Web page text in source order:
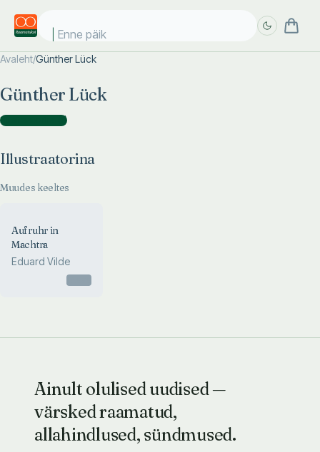
Enne päike
Avaleht/Günther Lück
Günther Lück
Illustraatorina )
Illustraatorina
Muudes keeltes
Aufruhr in
Machtra
Eduard Vilde
Ainult olulised uudised —
värsked raamatud,
allahindlused, sündmused.